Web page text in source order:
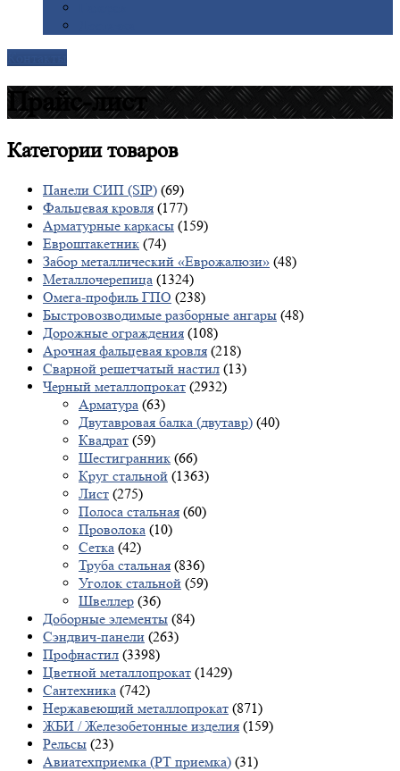
Прайс-лист
Категориитоваров
Панели СИП (SIP) (69)
Фальцевая кровля (177)
Арматурные каркасы (159)
Евроштакетник (74)
Забор металлический «Еврожалюзи» (48)
Металлочерепица (1324)
Омега-профиль ГПО (238)
Быстровозводимые разборные ангары (48)
Дорожные ограждения (108)
Арочная фальцевая кровля (218)
Сварной решетчатый настил (13)
Черный металлопрокат (2932)
Арматура (63)
Двутавровая балка (двутавр) (40)
Квадрат (59)
Шестигранник (66)
Круг стальной (1363)
Лист (275)
Полоса стальная (60)
Проволока (10)
Сетка (42)
Труба стальная (836)
Уголок стальной (59)
Швеллер (36)
Доборные элементы (84)
Сэндвич-панели (263)
Профнастил (3398)
Цветной металлопрокат (1429)
Сантехника (742)
Нержавеющий металлопрокат (871)
ЖБИ / Железобетонные изделия (159)
Рельсы (23)
Авиатехприемка (РТ приемка) (31)